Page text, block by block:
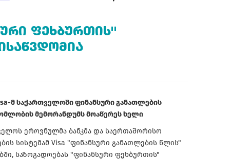
ᲤᲔᲮᲑᲣᲠᲗᲘᲡ"
მ საქართველოში ფინანსური განათლების
მემორანდუმს მოაწერეს ხელი
ეროვნულმა ბანკმა და საერთაშორისო
სისტემამ Visa "ფინანსური განათლების წლის"
საზოგადოებას "ფინანსური ფეხბურთის"